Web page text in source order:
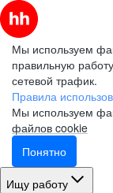
Мы используем
правильную
сетевой трафик.
Правила
Мы используем
файлов cookie
Понятно
Ищу работу